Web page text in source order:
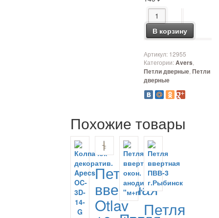
Количество товара
В корзину
Артикул: 12955
Категории:Avers,
Петли дверные,Петли
дверные
Похожие товары
Петля
ввертная
Otlav Петля